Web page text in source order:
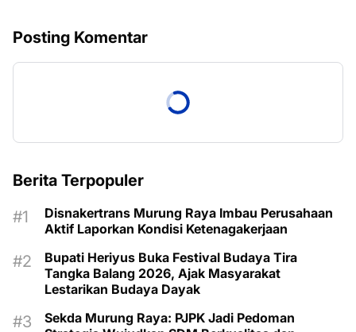
Posting Komentar
Berita Terpopuler
Disnakertrans Murung Raya Imbau Perusahaan
Aktif Laporkan Kondisi Ketenagakerjaan
Bupati Heriyus Buka Festival Budaya Tira
Tangka Balang 2026, Ajak Masyarakat
Lestarikan Budaya Dayak
Sekda Murung Raya: PJPK Jadi Pedoman